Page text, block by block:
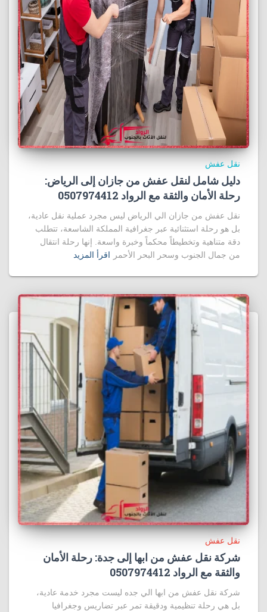
نقل عفش
دليل شامل لنقل عفش من جازان إلى الرياض:
رحلة الأمان والثقة مع الرواد 0507974412
نقل عفش من جازان الي الرياض ليس مجرد عملية نقل عادية،
بل هو رحلة استثنائية عبر جغرافية المملكة الشاسعة، تتطلب
دقة متناهية وتخطيطاً محكماً وخبرة واسعة. إنها رحلة انتقال
من جمال الجنوب وسحر البحر الأحمر
اقرأ المزيد
نقل عفش
شركة نقل عفش من ابها إلى جدة: رحلة الأمان
والثقة مع الرواد 0507974412
شركة نقل عفش من ابها الي جده ليست مجرد خدمة عادية،
بل هي رحلة تنظيمية ودقيقة تمر عبر تضاريس وجغرافيا